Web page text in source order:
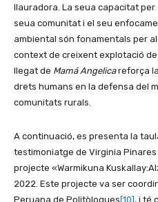
llauradora. La seua capacitat
seua comunitat i el seu
ambiental són fonamentals per
context de creixent explotació
llegat de Mamá Angelicareforça
drets humans en la defensa del
comunitats rurals.
A continuació, es presenta la
testimoniatge de Virginia
projecte «Warmikuna
2022. Este projecte va ser
Peruana de Politòlogues [10], i té